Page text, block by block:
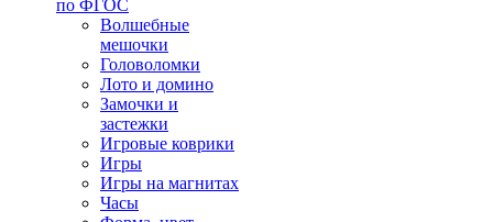
по ФГОС
Волшебные
мешочки
Головоломки
Лото и домино
Замочки и
застежки
Игровые коврики
Игры
Игры на магнитах
Часы